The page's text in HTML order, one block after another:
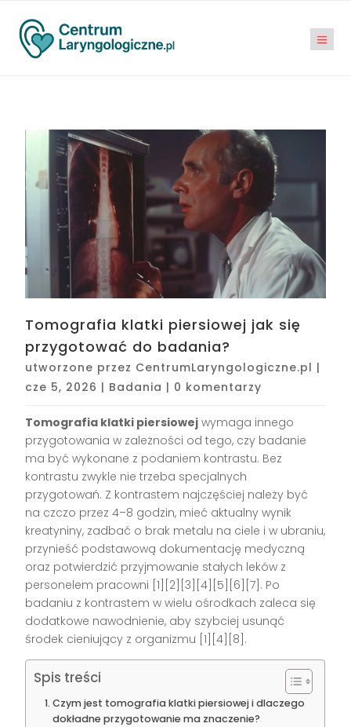
Tomografia klatki piersiowej jak się
przygotować do badania?
utworzone przez CentrumLaryngologiczne.pl |
cze 5, 2026 | Badania | 0 komentarzy
Tomografia klatki piersiowej wymaga innego
przygotowania w zależności od tego, czy badanie
ma być wykonane z podaniem kontrastu. Bez
kontrastu zwykle nie trzeba specjalnych
przygotowań. Z kontrastem najczęściej należy być
na czczo przez 4–8 godzin, mieć aktualny wynik
kreatyniny, zadbać o brak metalu na ciele i w ubraniu,
przynieść podstawową dokumentację medyczną
oraz potwierdzić przyjmowanie stałych leków z
personelem pracowni [1][2][3][4][5][6][7]. Po
badaniu z kontrastem w wielu ośrodkach zaleca się
dodatkowe nawodnienie, aby szybciej usunąć
środek cieniujący z organizmu [1][4][8].
Spis treści
Czym jest tomografia klatki piersiowej i dlaczego
dokładne przygotowanie ma znaczenie?